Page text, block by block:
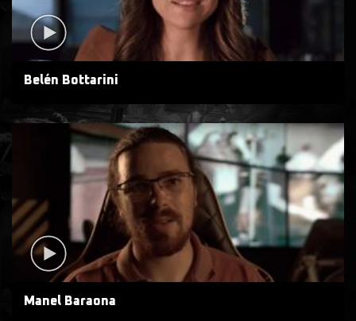
Belén Bottarini
Manel Baraona